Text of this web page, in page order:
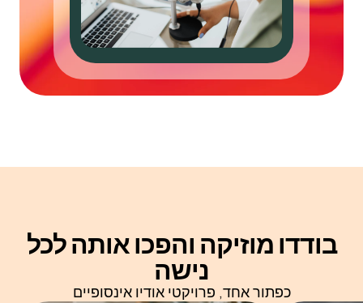
בודדו מוזיקה והפכו אותה לכל
נישה
כפתור אחד, פרויקטי אודיו אינסופיים